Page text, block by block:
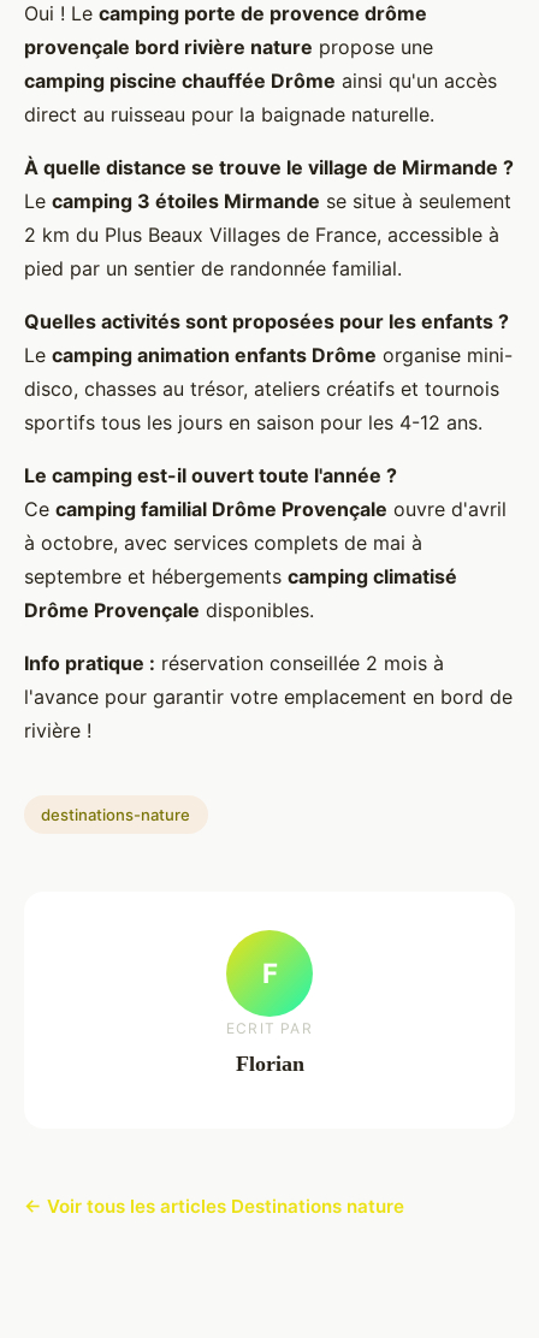
Oui ! Le camping porte de provence drôme
provençale bord rivière nature propose une
camping piscine chauffée Drôme ainsi qu'un accès
direct au ruisseau pour la baignade naturelle.
À quelle distance se trouve le village de Mirmande ?
Le camping 3 étoiles Mirmande se situe à seulement
2 km du Plus Beaux Villages de France, accessible à
pied par un sentier de randonnée familial.
Quelles activités sont proposées pour les enfants ?
Le camping animation enfants Drôme organise mini-
disco, chasses au trésor, ateliers créatifs et tournois
sportifs tous les jours en saison pour les 4-12 ans.
Le camping est-il ouvert toute l'année ?
Ce camping familial Drôme Provençale ouvre d'avril
à octobre, avec services complets de mai à
septembre et hébergements camping climatisé
Drôme Provençale disponibles.
Info pratique : réservation conseillée 2 mois à
l'avance pour garantir votre emplacement en bord de
rivière !
destinations-nature
F
ECRIT PAR
Florian
← Voir tous les articles Destinations nature